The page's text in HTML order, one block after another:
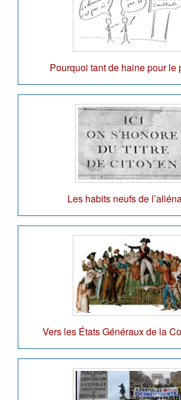
Pourquoi tant de haine pour le
Les habits neufs de
Vers les États Généraux de la